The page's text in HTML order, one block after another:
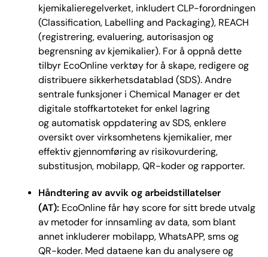
kjemikalieregelverket, inkludert CLP-forordningen
(Classification, Labelling and Packaging), REACH
(registrering, evaluering, autorisasjon og
begrensning av kjemikalier). For å oppnå dette
tilbyr EcoOnline verktøy for å skape, redigere og
distribuere sikkerhetsdatablad (SDS). Andre
sentrale funksjoner i Chemical Manager er det
digitale stoffkartoteket for enkel lagring
og automatisk oppdatering av SDS, enklere
oversikt over virksomhetens kjemikalier, mer
effektiv gjennomføring av risikovurdering,
substitusjon, mobilapp, QR-koder og rapporter.
Håndtering av avvik og arbeidstillatelser
(AT): EcoOnline får høy score for sitt brede utvalg
av metoder for innsamling av data, som blant
annet inkluderer mobilapp, WhatsAPP, sms og
QR-koder. Med dataene kan du analysere og